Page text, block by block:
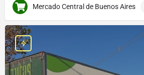
Mercado Central de Buenos Aires